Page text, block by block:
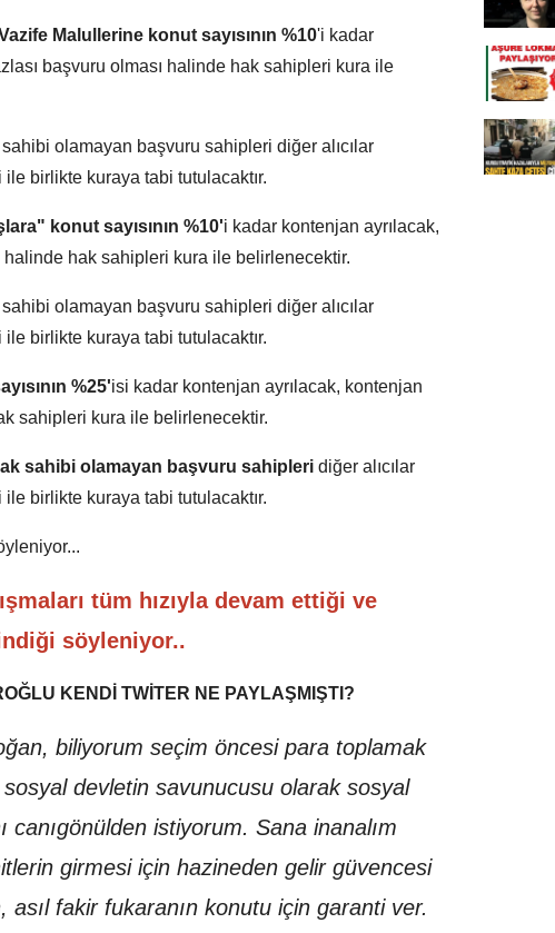
Malullerine konut sayısının %10'i kadar
başvuru olması halinde hak sahipleri kura ile
olamayan başvuru sahipleri diğer alıcılar
birlikte kuraya tabi tutulacaktır.
konut sayısının %10'i kadar kontenjan ayrılacak,
halinde hak sahipleri kura ile belirlenecektir.
olamayan başvuru sahipleri diğer alıcılar
birlikte kuraya tabi tutulacaktır.
%25'isi kadar kontenjan ayrılacak, kontenjan
sahipleri kura ile belirlenecektir.
sahibi olamayan başvuru sahipleri diğer alıcılar
birlikte kuraya tabi tutulacaktır.
tüm hızıyla devam ettiği ve
söyleniyor..
KENDİ TWİTER NE PAYLAŞMIŞTI?
biliyorum seçim öncesi para toplamak
devletin savunucusu olarak sosyal
canıgönülden istiyorum. Sana inanalım
girmesi için hazineden gelir güvencesi
fakir fukaranın konutu için garanti ver.